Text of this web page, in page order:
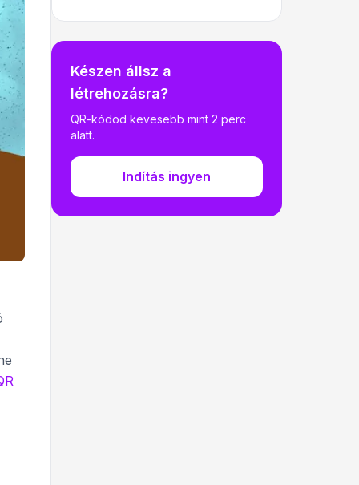
Készen állsz a
létrehozásra?
QR-kódod kevesebb mint 2 perc
alatt.
Indítás ingyen